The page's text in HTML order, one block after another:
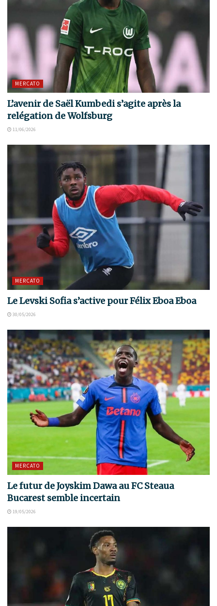
MERCATO
L’avenir de Saël Kumbedi s’agite après la
relégation de Wolfsburg
11/06/2026
MERCATO
Le Levski Sofia s’active pour Félix Eboa Eboa
30/05/2026
MERCATO
Le futur de Joyskim Dawa au FC Steaua
Bucarest semble incertain
19/05/2026